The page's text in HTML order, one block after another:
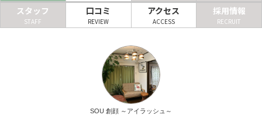
美容クリニック
スタッフ
STAFF
口コミ
REVIEW
アクセス
ACCESS
採用情報
RECRUIT
SOU 創顔 ～アイラッシュ～